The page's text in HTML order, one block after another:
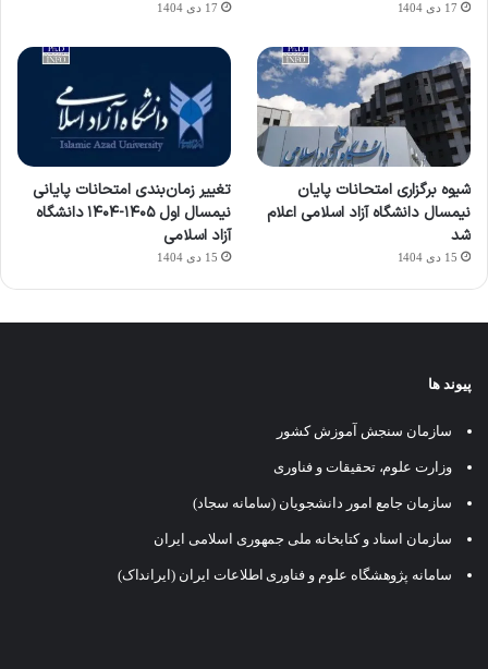
17 دی 1404 17 دی 1404
شیوه برگزاری امتحانات پایان
نیمسال دانشگاه آزاد اسلامی اعلام
شد
15 دی 1404
تغییر زمان‌بندی امتحانات پایانی
نیمسال اول ۱۴۰۵-۱۴۰۴ دانشگاه
آزاد اسلامی
15 دی 1404
پیوند ها
سازمان سنجش آموزش کشور
وزارت علوم، تحقیقات و فناوری
سازمان جامع امور دانشجویان (سامانه سجاد)
سازمان اسناد و کتابخانه ملی جمهوری اسلامی ایران
سامانه پژوهشگاه علوم و فناوری اطلاعات ایران (ایرانداک)